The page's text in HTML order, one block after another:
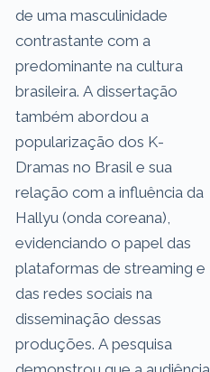
de uma masculinidade
contrastante com a
predominante na cultura
brasileira. A dissertação
também abordou a
popularização dos K-
Dramas no Brasil e sua
relação com a influência da
Hallyu (onda coreana),
evidenciando o papel das
plataformas de streaming e
das redes sociais na
disseminação dessas
produções. A pesquisa